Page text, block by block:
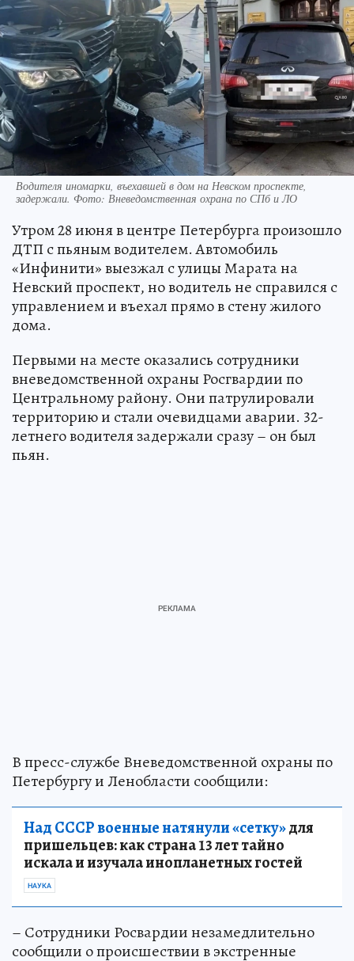
Водителя иномарки, въехавшей в дом на Невском проспекте,
задержали. Фото: Вневедомственная охрана по СПб и ЛО
Утром 28 июня в центре Петербурга произошло
ДТП с пьяным водителем. Автомобиль
«Инфинити» выезжал с улицы Марата на
Невский проспект, но водитель не справился с
управлением и въехал прямо в стену жилого
дома.
Первыми на месте оказались сотрудники
вневедомственной охраны Росгвардии по
Центральному району. Они патрулировали
территорию и стали очевидцами аварии. 32-
летнего водителя задержали сразу – он был
пьян.
В пресс-службе Вневедомственной охраны по
Петербургу и Ленобласти сообщили:
Над СССР военные натянули «сетку»для
пришельцев: как страна 13 лет тайно
искала и изучала инопланетных гостей
НАУКА
– Сотрудники Росвардии незамедлительно
сообщили о происшествии в экстренные